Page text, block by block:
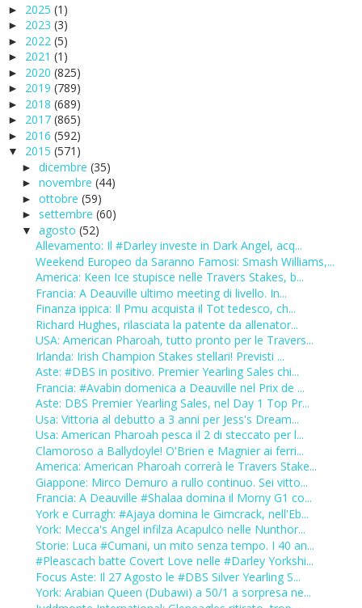
► 2025 (1)
► 2023 (3)
► 2022 (5)
► 2021 (1)
► 2020 (825)
► 2019 (789)
► 2018 (689)
► 2017 (865)
► 2016 (592)
▼ 2015 (571)
► dicembre (35)
► novembre (44)
► ottobre (59)
► settembre (60)
▼ agosto (52)
Allevamento: Il #Darley investe in Dark Angel, acq...
Weekend Europeo da Saranno Famosi: Smash Williams,...
America: Keen Ice stupisce nelle Travers Stakes, b...
Francia: A Deauville ultimo meeting di livello. In...
Finanza ippica: Il Pmu acquista il Tot tedesco, ch...
Richard Hughes, rilasciata la patente da allenator...
USA: American Pharoah, tutto pronto per le Travers...
Irlanda: Irish Champion Stakes stellari! Previsti ...
Aste: #DBS in positivo. Premier Yearling Sales chi...
Francia: #Avabin domenica a Deauville nel Prix de ...
Aste: DBS Premier Yearling Sales, nel Day 1 Top Pr...
Usa: Vittoria al debutto a 3 anni per Jess's Dream...
Usa: American Pharoah pesca il 2 di steccato per l...
Clamoroso a Ballydoyle! O'Brien e Magnier ai ferri...
America: American Pharoah correrà le Travers Stake...
Giappone: Mirco Demuro a rullo continuo. Sei vitto...
Francia: A Deauville #Shalaa domina il Morny G1 co...
York e Curragh: #Ajaya domina le Gimcrack, nell'Eb...
York: Mecca's Angel infilza Acapulco nelle Nunthor...
Storie: Luca #Cumani, un mito senza tempo. I 40 an...
#Pleascach batte Covert Love nelle #Darley Yorkshi...
Focus Aste: Il 27 Agosto le #DBS Silver Yearling S...
York: Arabian Queen (Dubawi) a 50/1 a sorpresa ne...